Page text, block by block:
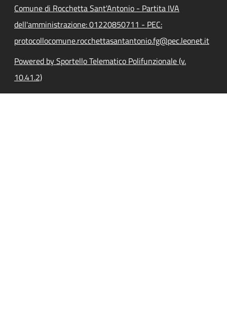
Comune di Rocchetta Sant'Antonio - Partita IVA
dell'amministrazione: 01220850711 - PEC:
protocollocomune.rocchettasantantonio.fg@pec.leonet.it
Powered by Sportello Telematico Polifunzionale (v.
10.41.2)